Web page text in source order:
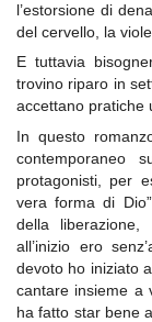
l’estorsione di
del cervello, la
E tuttavia
trovino riparo in
accettano pratiche
In questo
contemporaneo
protagonisti, per
vera forma di
della
all’inizio ero
devoto ho iniziato
cantare insieme a
ha fatto star bene